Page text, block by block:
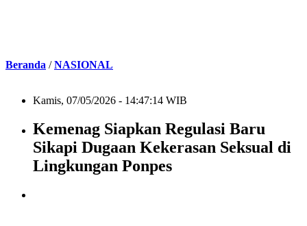
Beranda /NASIONAL
Kamis, 07/05/2026 - 14:47:14 WIB
Kemenag Siapkan Regulasi Baru
Sikapi Dugaan Kekerasan Seksual di
Lingkungan Ponpes